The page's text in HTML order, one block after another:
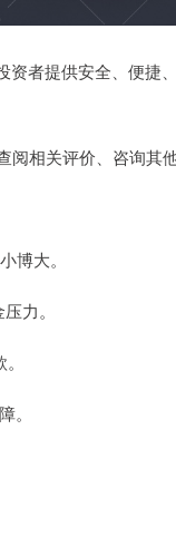
者提供安全、便捷
相关评价、咨询其
博大。
力。
。